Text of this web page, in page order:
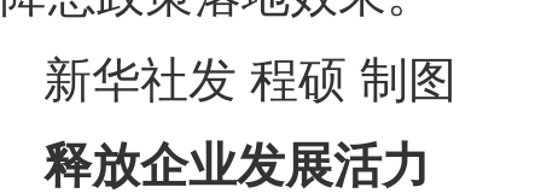
新华社发 程硕 制图
释放企业发展活力